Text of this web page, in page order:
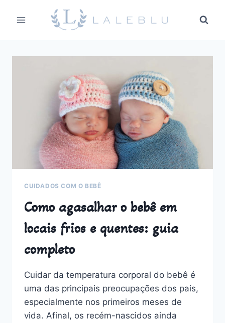
para
CUIDADOS COM O BEBÊ
Como agasalhar o bebê em
locais frios e quentes: guia
completo
Cuidar da temperatura corporal do bebê é
uma das principais preocupações dos pais,
especialmente nos primeiros meses de
vida. Afinal, os recém-nascidos ainda